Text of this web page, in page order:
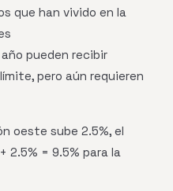
que han vivido en la
pueden recibir
pero aún requieren
oeste sube 2.5%, el
2.5% = 9.5% para la